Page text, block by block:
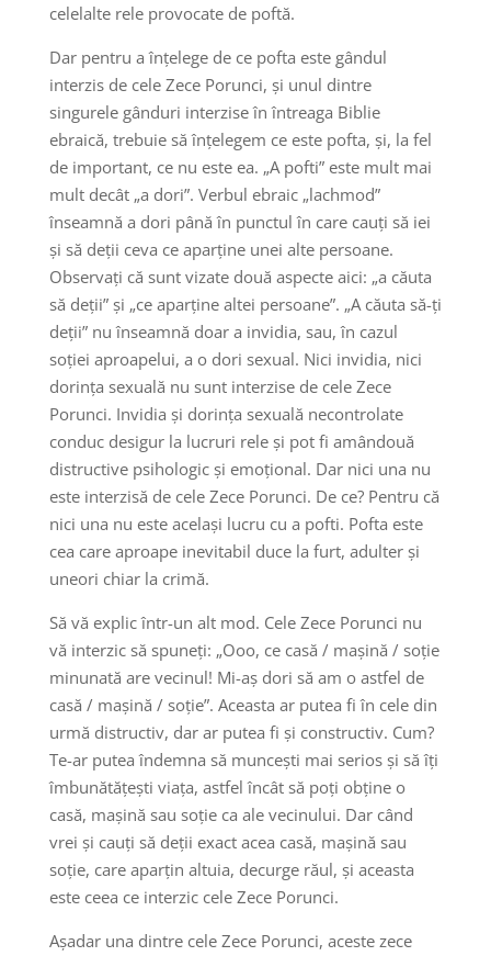
celelalte rele provocate de poftă.
Dar pentru a înțelege de ce pofta este gândul
interzis de cele Zece Porunci, și unul dintre
singurele gânduri interzise în întreaga Biblie
ebraică, trebuie să înțelegem ce este pofta, și, la fel
de important, ce nu este ea. „A pofti” este mult mai
mult decât „a dori”. Verbul ebraic „lachmod”
înseamnă a dori până în punctul în care cauți să iei
și să deții ceva ce aparține unei alte persoane.
Observați că sunt vizate două aspecte aici: „a căuta
să deții” și „ce aparține altei persoane”. „A căuta să-ți
deții” nu înseamnă doar a invidia, sau, în cazul
soției aproapelui, a o dori sexual. Nici invidia, nici
dorința sexuală nu sunt interzise de cele Zece
Porunci. Invidia și dorința sexuală necontrolate
conduc desigur la lucruri rele și pot fi amândouă
distructive psihologic și emoțional. Dar nici una nu
este interzisă de cele Zece Porunci. De ce? Pentru că
nici una nu este același lucru cu a pofti. Pofta este
cea care aproape inevitabil duce la furt, adulter și
uneori chiar la crimă.
Să vă explic într-un alt mod. Cele Zece Porunci nu
vă interzic să spuneți: „Ooo, ce casă / mașină / soție
minunată are vecinul! Mi-aș dori să am o astfel de
casă / mașină / soție”. Aceasta ar putea fi în cele din
urmă distructiv, dar ar putea fi și constructiv. Cum?
Te-ar putea îndemna să muncești mai serios și să îți
îmbunătățești viața, astfel încât să poți obține o
casă, mașină sau soție ca ale vecinului. Dar când
vrei și cauți să deții exact acea casă, mașină sau
soție, care aparțin altuia, decurge răul, și aceasta
este ceea ce interzic cele Zece Porunci.
Așadar una dintre cele Zece Porunci, aceste zece